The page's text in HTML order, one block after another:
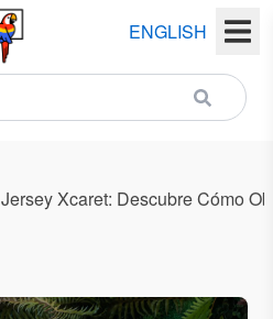
ENGLISH
Jersey Xcaret: Descubre Cómo